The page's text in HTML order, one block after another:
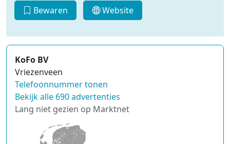
Bewaren Website
KoFo BV
Vriezenveen
Telefoonnummer tonen
Bekijk alle 690 advertenties
Lang niet gezien op Marktnet